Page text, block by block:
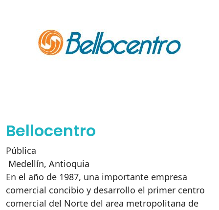
Bellocentro
Pública
Medellín, Antioquia
En el año de 1987, una importante empresa
comercial concibio y desarrollo el primer centro
comercial del Norte del area metropolitana de